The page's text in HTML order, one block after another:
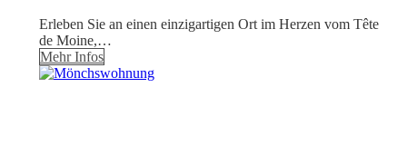
Erleben Sie an einen einzigartigen Ort im Herzen vom Tête
de Moine,…
Mehr Infos